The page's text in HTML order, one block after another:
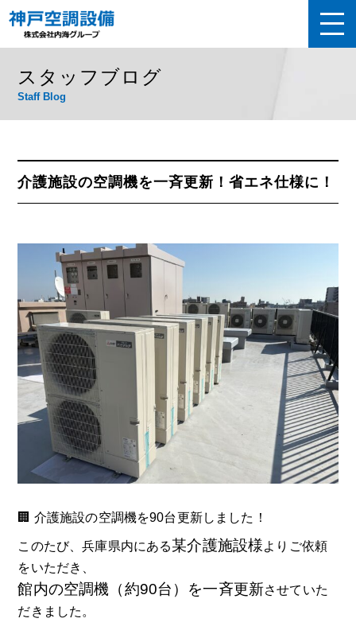
スタッフブログ
Staff Blog
介護施設の空調機を一斉更新！省エネ仕様に！
🏢 介護施設の空調機を90台更新しました！
このたび、兵庫県内にある某介護施設様よりご依頼
をいただき、
館内の空調機（約90台）を一斉更新させていた
だきました。